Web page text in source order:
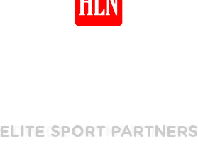
ELITE SPORT PARTNERS